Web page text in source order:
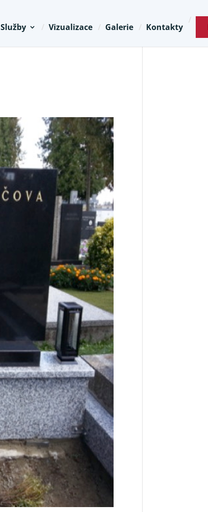
Služby Vizualizace Galerie Kontakty